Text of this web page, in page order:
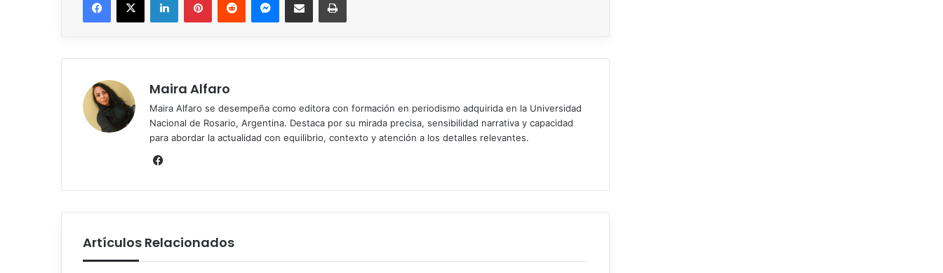
Maira Alfaro
Maira Alfaro se desempeña como editora con formación en periodismo adquirida en la Universidad
Nacional de Rosario, Argentina. Destaca por su mirada precisa, sensibilidad narrativa y capacidad
para abordar la actualidad con equilibrio, contexto y atención a los detalles relevantes.
Artículos Relacionados